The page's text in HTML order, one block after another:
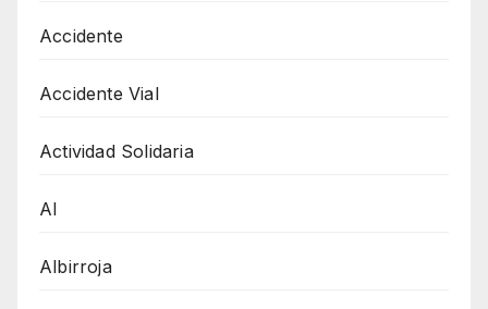
Accidente
Accidente Vial
Actividad Solidaria
AI
Albirroja